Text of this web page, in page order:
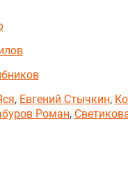
, Евгений Стычкин,
Роман,